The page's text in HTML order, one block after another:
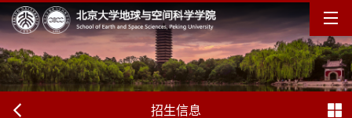
招生信息